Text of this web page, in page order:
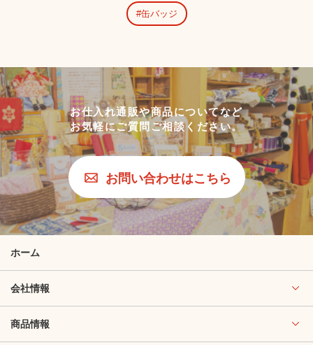
缶バッジ
お仕入れ通販や商品についてなど
お気軽にご質問ご相談ください。
お問い合わせはこちら
ホーム
会社情報
商品情報